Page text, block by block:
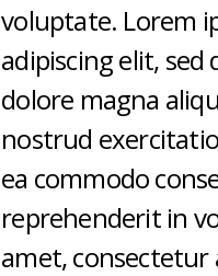
voluptate. Lorem
adipiscing elit,
dolore magna
nostrud
ea commodo
reprehenderit in
amet,